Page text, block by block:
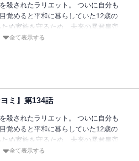
殺されたラリエット。 ついに自分も
覚めると平和に暮らしていた12歳の
め家族を守るため、未来の暴君皇帝
を決意し家を出る。 でもこの時のル
全て表示する
ミ】第134話
殺されたラリエット。 ついに自分も
覚めると平和に暮らしていた12歳の
め家族を守るため、未来の暴君皇帝
を決意し家を出る。 でもこの時のル
全て表示する